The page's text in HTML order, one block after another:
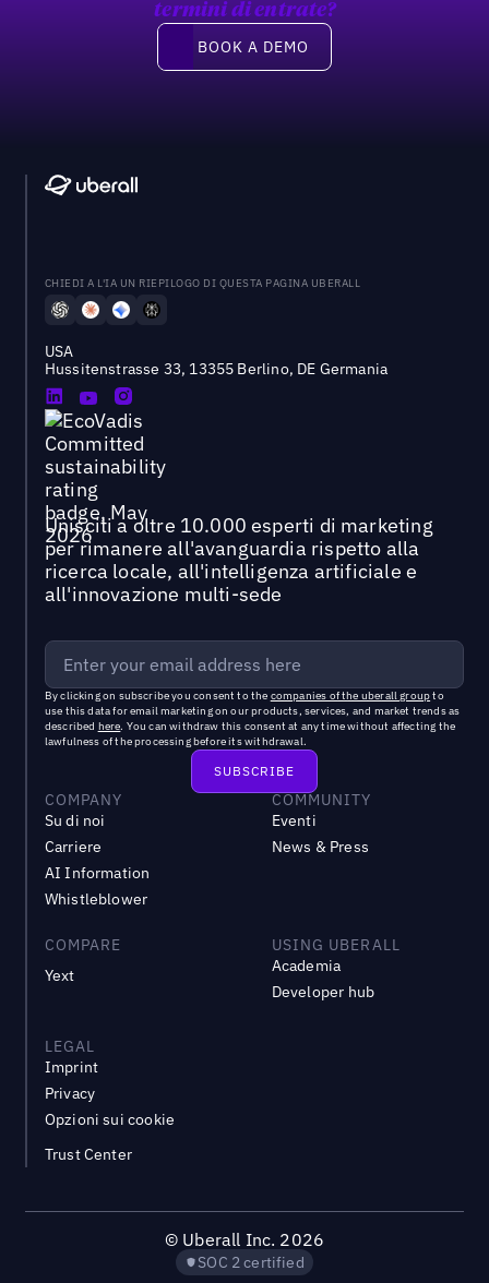
termini di entrate?
Book a demo
BOOK A DEMO
CHIEDI A L'IA UN RIEPILOGO DI QUESTA PAGINA UBERALL
USA
Hussitenstrasse 33, 13355 Berlino, DE Germania
Unisciti a oltre 10.000 esperti di marketing
per rimanere all'avanguardia rispetto alla
ricerca locale, all'intelligenza artificiale e
all'innovazione multi-sede
By clicking on subscribe you consent to the companies of the uberall groupto
use this data for email marketing on our products, services, and market trends as
described here. You can withdraw this consent at any time without affecting the
lawfulness of the processing before its withdrawal.
COMPANY
Su di noi
Carriere
AI Information
Whistleblower
COMMUNITY
Eventi
News & Press
COMPARE
Yext
USING UBERALL
Academia
Developer hub
LEGAL
Imprint
Privacy
Opzioni sui cookie
Trust Center
© Uberall Inc. 2026
SOC 2 certified